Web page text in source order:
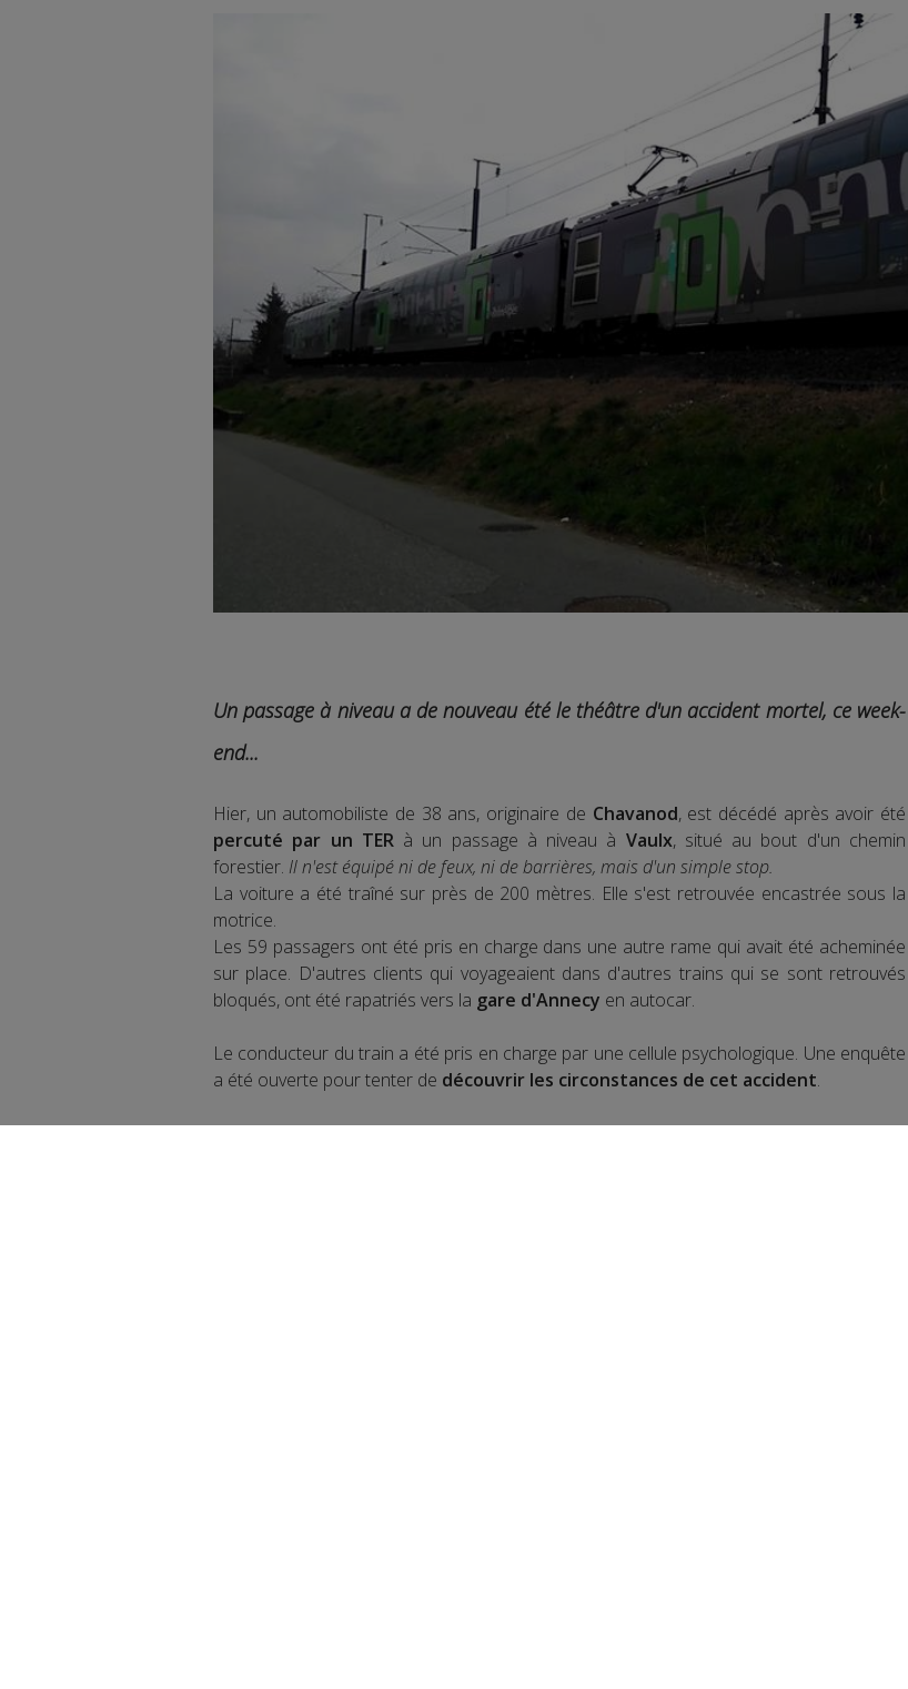
Un passage à niveau a de nouveau été le théâtre d'un accident mortel, ce week-
end...
Hier, un automobiliste de 38 ans, originaire de Chavanod, est décédé après avoir été
percuté par un TERà un passage à niveau à Vaulx, situé au bout d'un chemin
forestier. Il n'est équipé ni de feux, ni de barrières, mais d'un simple stop.
La voiture a été traîné sur près de 200 mètres. Elle s'est retrouvée encastrée sous la
motrice.
Les 59 passagers ont été pris en charge dans une autre rame qui avait été acheminée
sur place. D'autres clients qui voyageaient dans d'autres trains qui se sont retrouvés
bloqués, ont été rapatriés vers la gare d'Annecy en autocar.
Le conducteur du train a été pris en charge par une cellule psychologique. Une enquête
a été ouverte pour tenter de découvrir les circonstances de cet accident.